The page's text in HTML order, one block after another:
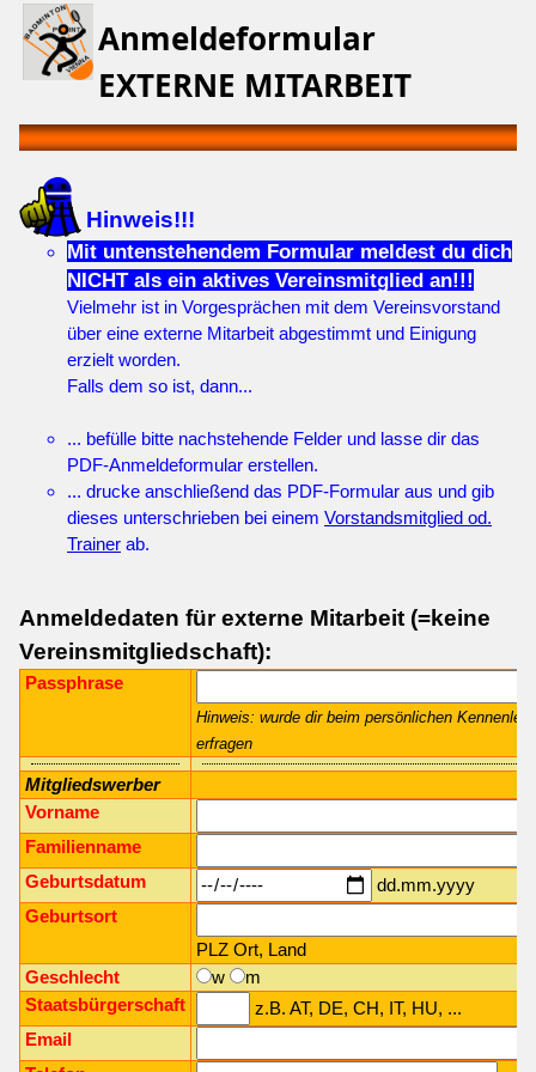
Anmeldeformular
EXTERNE MITARBEIT
Hinweis!!!
Mit untenstehendem Formular meldest du dich
NICHT als ein aktives Vereinsmitglied an!!!
Vielmehr ist in Vorgesprächen mit dem Vereinsvorstand
über eine externe Mitarbeit abgestimmt und Einigung
erzielt worden.
Falls dem so ist, dann...
... befülle bitte nachstehende Felder und lasse dir das
PDF-Anmeldeformular erstellen.
... drucke anschließend das PDF-Formular aus und gib
dieses unterschrieben bei einem Vorstandsmitglied od.
Trainer ab.
Anmeldedaten für externe Mitarbeit (=keine
Vereinsmitgliedschaft):
Passphrase
Hinweis: wurde dir beim persönlichen
erfragen
Mitgliedswerber
Vorname
Familienname
Geburtsdatum
dd.mm.yyyy
Geburtsort
PLZ Ort, Land
Geschlecht
w
m
Staatsbürgerschaft
z.B. AT, DE, CH, IT, HU, ...
Email